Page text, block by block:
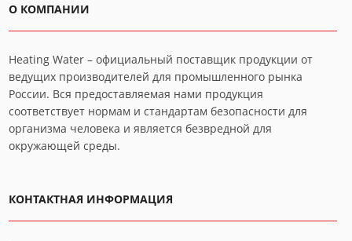
О КОМПАНИИ
Heating Water – официальный поставщик продукции от
ведущих производителей для промышленного рынка
России. Вся предоставляемая нами продукция
соответствует нормам и стандартам безопасности для
организма человека и является безвредной для
окружающей среды.
КОНТАКТНАЯ ИНФОРМАЦИЯ